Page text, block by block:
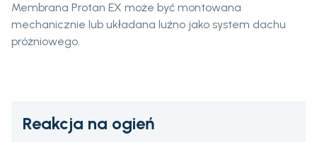
Membrana Protan EX może być montowana
mechanicznie lub układana luźno jako system dachu
próżniowego.
Reakcja na ogień